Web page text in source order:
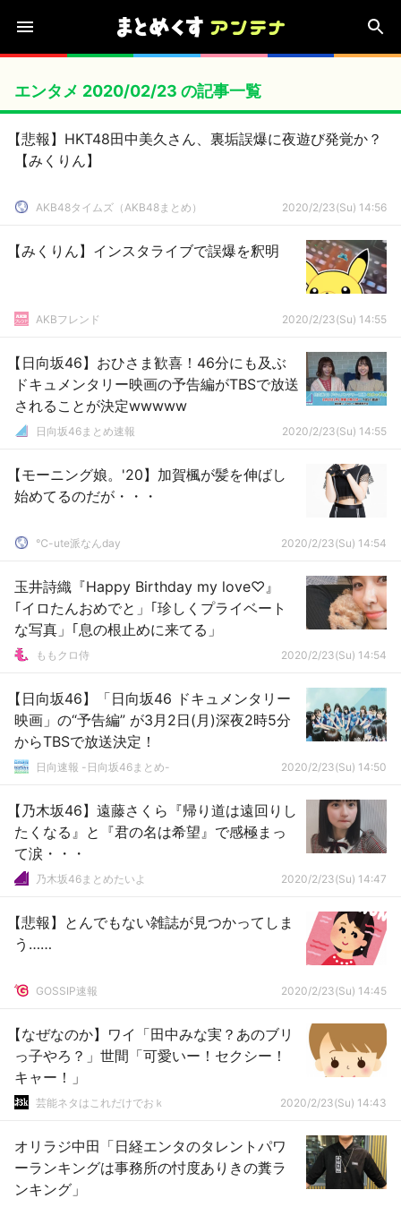
エンタメ 2020/02/23 の記事一覧
【悲報】HKT48田中美久さん、裏垢誤爆に夜遊び発覚か？
【みくりん】
AKB48タイムズ（AKB48まとめ） 2020/2/23(Su) 14:56
【みくりん】インスタライブで誤爆を釈明
AKBフレンド 2020/2/23(Su) 14:55
【日向坂46】おひさま歓喜！46分にも及ぶ
ドキュメンタリー映画の予告編がTBSで放送
されることが決定wwwww
日向坂46まとめ速報 2020/2/23(Su) 14:55
【モーニング娘。'20】加賀楓が髪を伸ばし
始めてるのだが・・・
℃-ute派なんday 2020/2/23(Su) 14:54
玉井詩織『Happy Birthday my love♡』
｢イロたんおめでと」｢珍しくプライベート
な写真」｢息の根止めに来てる」
ももクロ侍 2020/2/23(Su) 14:54
【日向坂46】「日向坂46 ドキュメンタリー
映画」の“予告編” が3月2日(月)深夜2時5分
からTBSで放送決定！
日向速報 -日向坂46まとめ- 2020/2/23(Su) 14:50
【乃木坂46】遠藤さくら『帰り道は遠回りし
たくなる』と『君の名は希望』で感極まっ
て涙・・・
乃木坂46まとめたいよ 2020/2/23(Su) 14:47
【悲報】とんでもない雑誌が見つかってしま
う……
GOSSIP速報 2020/2/23(Su) 14:45
【なぜなのか】ワイ「田中みな実？あのブリ
っ子やろ？」世間「可愛いー！セクシー！
キャー！」
芸能ネタはこれだけでおｋ 2020/2/23(Su) 14:43
オリラジ中田「日経エンタのタレントパワ
ーランキングは事務所の忖度ありきの糞ラ
ンキング」